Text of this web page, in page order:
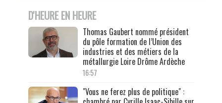
D'HEURE EN HEURE
Thomas Gaubert nommé président
du pôle formation de l’Union des
industries et des métiers de la
métallurgie Loire Drôme Ardèche
16:57
"Vous ne ferez plus de politique" :